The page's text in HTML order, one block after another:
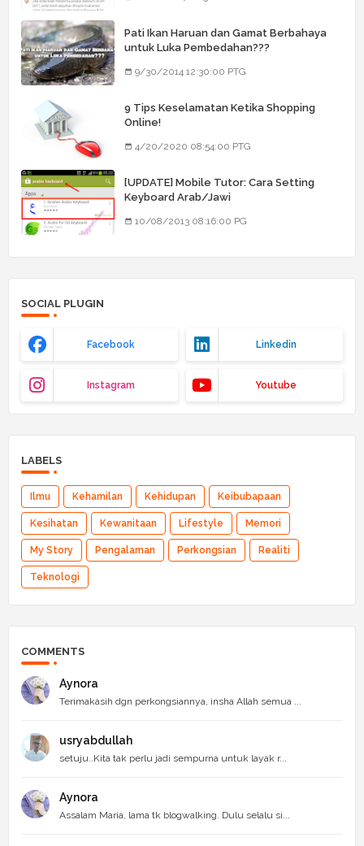
Pati Ikan Haruan dan Gamat Berbahaya
untuk Luka Pembedahan???
9/30/2014 12:30:00 PTG
9 Tips Keselamatan Ketika Shopping
Online!
4/20/2020 08:54:00 PTG
[UPDATE] Mobile Tutor: Cara Setting
Keyboard Arab/Jawi
10/08/2013 08:16:00 PG
SOCIAL PLUGIN
Facebook Linkedin
Instagram Youtube
LABELS
Ilmu Kehamilan Kehidupan Keibubapaan
Kesihatan Kewanitaan Lifestyle Memori
My Story Pengalaman Perkongsian Realiti
Teknologi
COMMENTS
Aynora
Terimakasih dgn perkongsiannya, insha Allah semua ...
usryabdullah
setuju..Kita tak perlu jadi sempurna untuk layak r...
Aynora
Assalam Maria, lama tk blogwalking. Dulu selalu si...